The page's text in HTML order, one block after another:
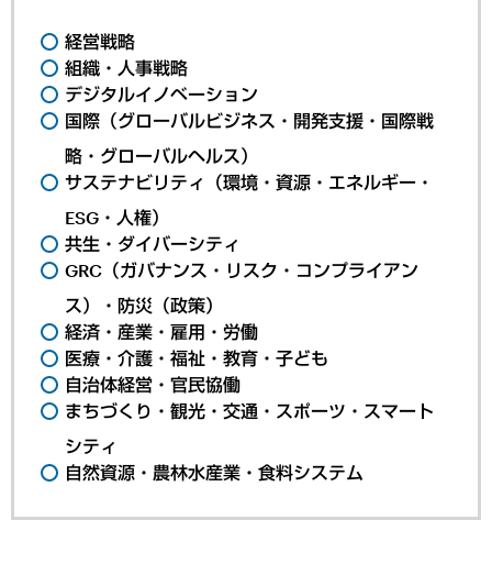
経営戦略
組織・人事戦略
デジタルイノベーション
国際（グローバルビジネス・開発支援・国際戦
略・グローバルヘルス）
サステナビリティ（環境・資源・エネルギー・
ESG・人権）
共生・ダイバーシティ
GRC（ガバナンス・リスク・コンプライアン
ス）・防災（政策）
経済・産業・雇用・労働
医療・介護・福祉・教育・子ども
自治体経営・官民協働
まちづくり・観光・交通・スポーツ・スマート
シティ
自然資源・農林水産業・食料システム